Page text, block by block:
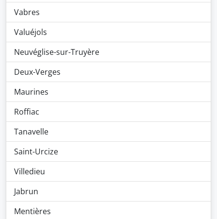
Vabres
Valuéjols
Neuvéglise-sur-Truyère
Deux-Verges
Maurines
Roffiac
Tanavelle
Saint-Urcize
Villedieu
Jabrun
Mentières